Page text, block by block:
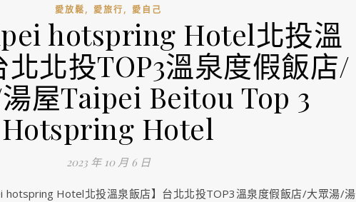
愛放鬆, 愛旅行, 愛自己
hotspring Hotel北投溫
北投TOP3溫泉度假飯店/
屋Taipei Beitou Top 3
Hotspring Hotel
2023 年 10 月 6 日
hotspring Hotel北投溫泉飯店】台北北投TOP3溫泉度假飯店/大眾湯/湯